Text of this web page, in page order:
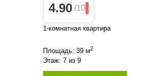
4.90 /10
1-комнатная квартира
Площадь: 39 м2
Этаж: 7 из 9